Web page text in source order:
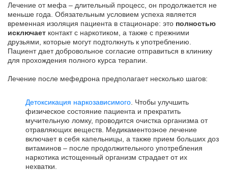
Лечение от мефа – длительный процесс, он продолжается не
меньше года. Обязательным условием успеха является
временная изоляция пациента в стационаре: это полностью
исключает контакт с наркотиком, а также с прежними
друзьями, которые могут подтолкнуть к употреблению.
Пациент дает добровольное согласие отправиться в клинику
для прохождения полного курса терапии.
Лечение после мефедрона предполагает несколько шагов:
Детоксикация наркозависимого . Чтобы улучшить
физическое состояние пациента и прекратить
мучительную ломку, проводится очистка организма от
отравляющих веществ. Медикаментозное лечение
включает в себя капельницы, а также прием больших доз
витаминов – после продолжительного употребления
наркотика истощенный организм страдает от их
нехватки.